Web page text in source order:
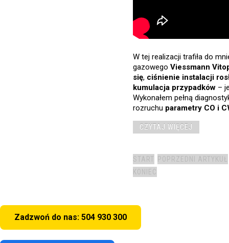
W tej realizacji trafiła do
gazowego Viessmann
się, ciśnienie instalacji
kumulacja przypadków–
Wykonałem pełną
rozruchu parametry CO i
CZYTAJ WIĘCEJ
START
POPRZEDNI ARTYKUŁ
KONIEC
Zadzwoń do nas: 504 930 300